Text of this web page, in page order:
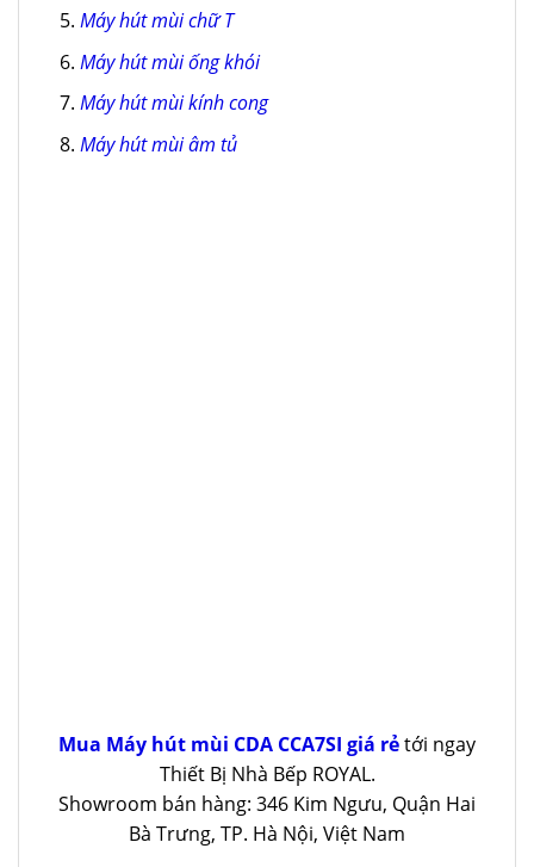
Máy hút mùi chữ T
Máy hút mùi ống khói
Máy hút mùi kính cong
Máy hút mùi âm tủ
Mua Máy hút mùi CDA CCA7SI giá rẻtới ngay
Thiết Bị Nhà Bếp ROYAL.
Showroom bán hàng: 346 Kim Ngưu, Quận Hai
Bà Trưng, TP. Hà Nội, Việt Nam